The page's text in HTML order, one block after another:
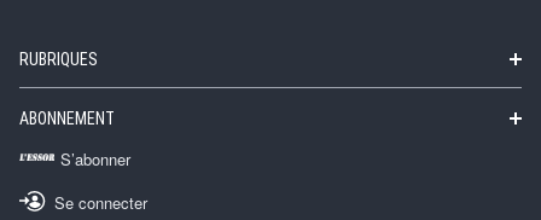
RUBRIQUES
ABONNEMENT
S’abonner
Se connecter